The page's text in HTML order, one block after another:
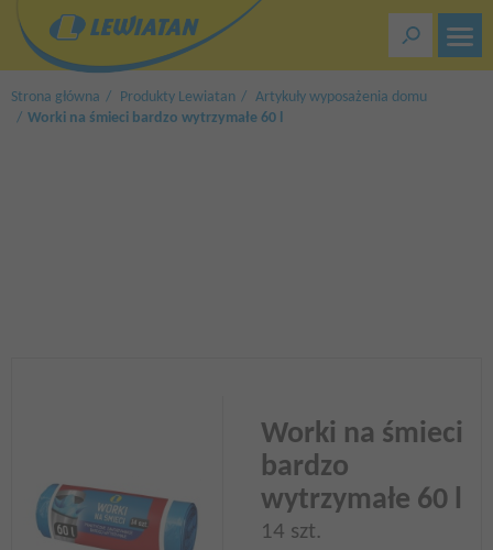
treści
Strona główna Produkty Lewiatan
Artykuły wyposażenia domu
Worki na śmieci bardzo wytrzymałe 60 l
Worki na śmieci
bardzo
wytrzymałe 60 l
14 szt.